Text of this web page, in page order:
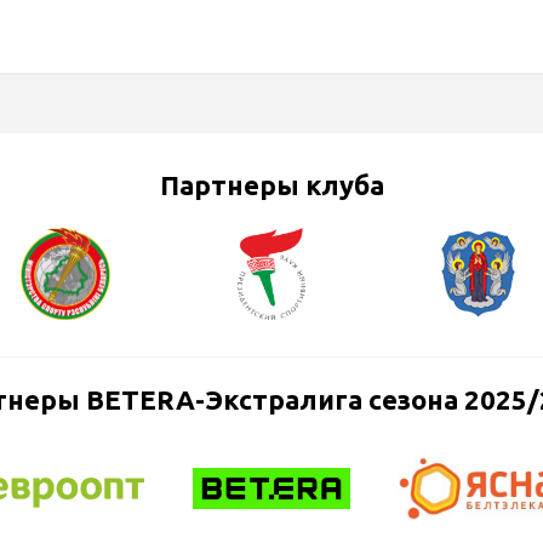
Партнеры клуба
BETERA-Экстралига сезона